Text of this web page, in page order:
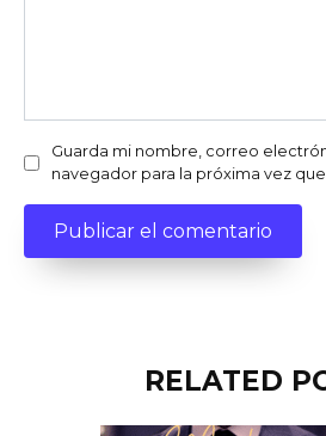
Guarda mi nombre, correo
navegador para la próxima vez
RELATED